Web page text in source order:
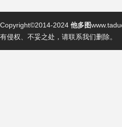
Copyright©2014-2024 他多图
有侵权、不妥之处，请联系我们删除。